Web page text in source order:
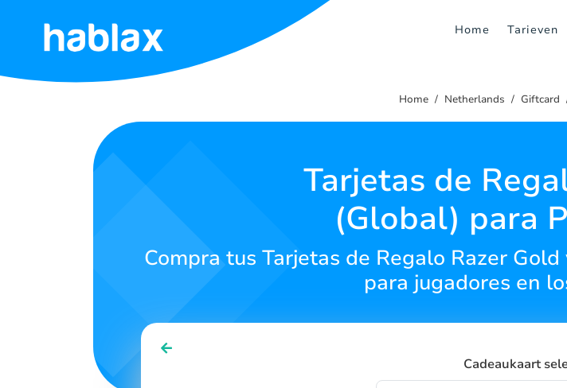
Home Tarieven
Home
SIGN UP
Home Netherlands Giftcard
Tarjetas de
(Global) para
Compra tus Tarjetas de Regalo Razer
para jugadores en
Cadeaukaart